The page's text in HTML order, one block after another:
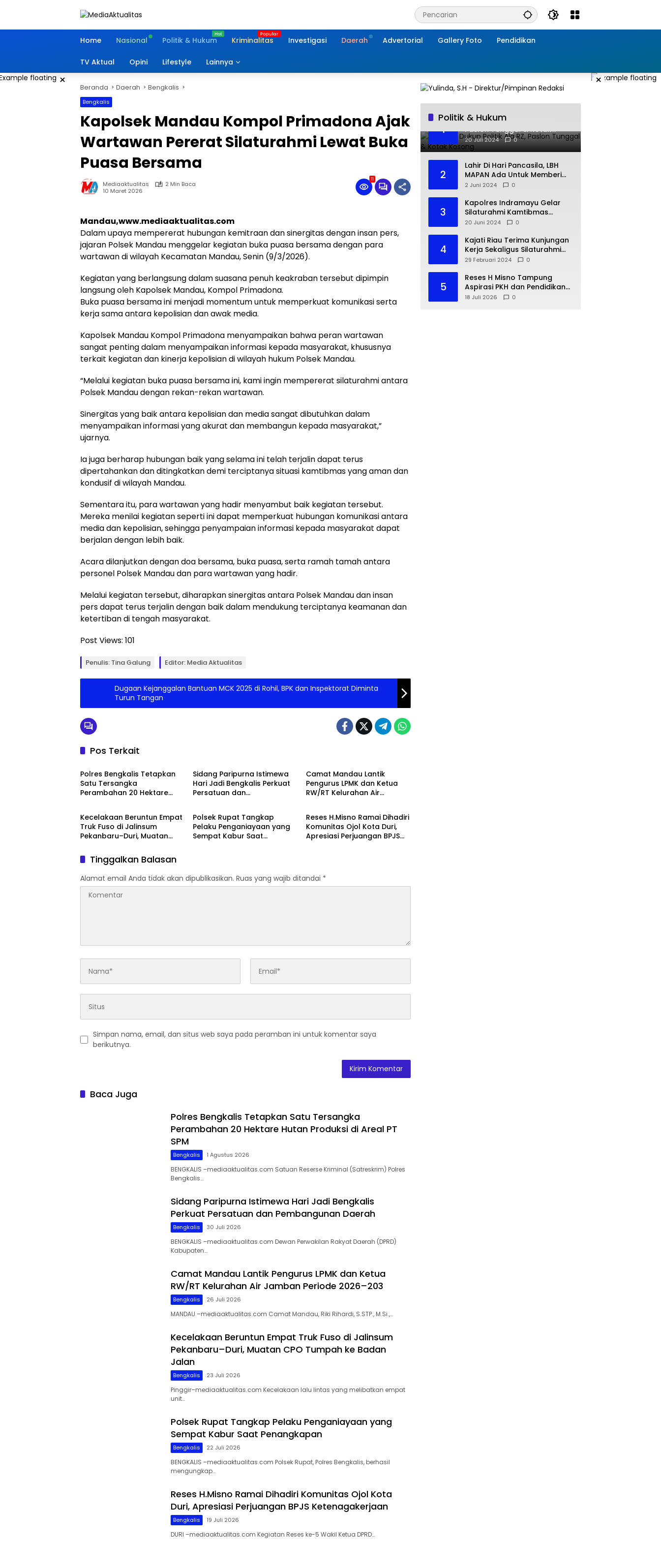
Home
Nasional Politik & Hukum Kriminalitas Investigasi Daerah Advertorial Gallery Foto Pendidikan
TV Aktual Opini Lifestyle Lainnya
× ×
Beranda Daerah Bengkalis
Bengkalis
Kapolsek Mandau Kompol Primadona Ajak
Wartawan Pererat Silaturahmi Lewat Buka
Puasa Bersama
Mediaaktualitas
2 Min Baca
10 Maret 2026
11
Mandau,www.mediaaktualitas.com
Dalam upaya mempererat hubungan kemitraan dan sinergitas dengan insan pers,
jajaran Polsek Mandau menggelar kegiatan buka puasa bersama dengan para
wartawan di wilayah Kecamatan Mandau, Senin (9/3/2026).
Kegiatan yang berlangsung dalam suasana penuh keakraban tersebut dipimpin
langsung oleh Kapolsek Mandau, Kompol Primadona.
Buka puasa bersama ini menjadi momentum untuk memperkuat komunikasi serta
kerja sama antara kepolisian dan awak media.
Kapolsek Mandau Kompol Primadona menyampaikan bahwa peran wartawan
sangat penting dalam menyampaikan informasi kepada masyarakat, khususnya
terkait kegiatan dan kinerja kepolisian di wilayah hukum Polsek Mandau.
“Melalui kegiatan buka puasa bersama ini, kami ingin mempererat silaturahmi antara
Polsek Mandau dengan rekan-rekan wartawan.
Sinergitas yang baik antara kepolisian dan media sangat dibutuhkan dalam
menyampaikan informasi yang akurat dan membangun kepada masyarakat,”
ujarnya.
Ia juga berharap hubungan baik yang selama ini telah terjalin dapat terus
dipertahankan dan ditingkatkan demi terciptanya situasi kamtibmas yang aman dan
kondusif di wilayah Mandau.
Sementara itu, para wartawan yang hadir menyambut baik kegiatan tersebut.
Mereka menilai kegiatan seperti ini dapat memperkuat hubungan komunikasi antara
media dan kepolisian, sehingga penyampaian informasi kepada masyarakat dapat
berjalan dengan lebih baik.
Acara dilanjutkan dengan doa bersama, buka puasa, serta ramah tamah antara
personel Polsek Mandau dan para wartawan yang hadir.
Melalui kegiatan tersebut, diharapkan sinergitas antara Polsek Mandau dan insan
pers dapat terus terjalin dengan baik dalam mendukung terciptanya keamanan dan
ketertiban di tengah masyarakat.
Post Views: 101
Penulis: Tina Galung Editor: Media Aktualitas
Dugaan Kejanggalan Bantuan MCK 2025 di Rohil, BPK dan Inspektorat Diminta
Turun Tangan
Pos Terkait
Bengkalis
Polres Bengkalis Tetapkan
Satu Tersangka
Perambahan 20 Hektare
Sidang Paripurna Istimewa
Hari Jadi Bengkalis Perkuat
Persatuan dan
Camat Mandau Lantik
Pengurus LPMK dan Ketua
RW/RT Kelurahan Air
Bengkalis
Kecelakaan Beruntun Empat
Truk Fuso di Jalinsum
Pekanbaru–Duri, Muatan
Jalan
Bengkalis
Polsek Rupat Tangkap
Pelaku Penganiayaan yang
Sempat Kabur Saat
Bengkalis
Reses H.Misno Ramai Dihadiri
Komunitas Ojol Kota Duri,
Apresiasi Perjuangan BPJS
Tinggalkan Balasan
Alamat email Anda tidak akan dipublikasikan. Ruas yang wajib ditandai *
Simpan nama, email, dan situs web saya pada peramban ini untuk komentar saya
berikutnya.
Baca Juga
Polres Bengkalis Tetapkan Satu Tersangka
Perambahan 20 Hektare Hutan Produksi di Areal PT
SPM
Bengkalis 1 Agustus 2026
BENGKALIS –mediaaktualitas.com Satuan Reserse Kriminal (Satreskrim) Polres
Bengkalis…
Sidang Paripurna Istimewa Hari Jadi Bengkalis
Perkuat Persatuan dan Pembangunan Daerah
Bengkalis 30 Juli 2026
BENGKALIS –mediaaktualitas.com Dewan Perwakilan Rakyat Daerah (DPRD)
Kabupaten…
Camat Mandau Lantik Pengurus LPMK dan Ketua
RW/RT Kelurahan Air Jamban Periode 2026–203
Bengkalis 26 Juli 2026
MANDAU –mediaaktualitas.com Camat Mandau, Riki Rihardi, S.STP., M.Si.,…
Kecelakaan Beruntun Empat Truk Fuso di Jalinsum
Pekanbaru–Duri, Muatan CPO Tumpah ke Badan
Jalan
Bengkalis 23 Juli 2026
Pinggir–mediaaktualitas.com Kecelakaan lalu lintas yang melibatkan empat
unit…
Polsek Rupat Tangkap Pelaku Penganiayaan yang
Sempat Kabur Saat Penangkapan
Bengkalis 22 Juli 2026
BENGKALIS –mediaaktualitas.com Polsek Rupat, Polres Bengkalis, berhasil
mengungkap…
Reses H.Misno Ramai Dihadiri Komunitas Ojol Kota
Duri, Apresiasi Perjuangan BPJS Ketenagakerjaan
Bengkalis 19 Juli 2026
DURI –mediaaktualitas.com Kegiatan Reses ke-5 Wakil Ketua DPRD…
Politik & Hukum
1
Jebakan Dukun Politik Ala RZ,
Paslon Tunggal & Kotak
Kosong
20 Juli 2024 0
2
Lahir Di Hari Pancasila, LBH
MAPAN Ada Untuk Memberi
Bantuan Hukum Gratis Bagi
2 Juni 2024 0
3
Kapolres Indramayu Gelar
Silaturahmi Kamtibmas
dengan IKA PMII
20 Juni 2024 0
4
Kajati Riau Terima Kunjungan
Kerja Sekaligus Silaturahmi
Pejabat Perwakilan Bank
29 Februari 2024 0
5
Reses H Misno Tampung
Aspirasi PKH dan Pendidikan
Warga Air Jamban
18 Juli 2026 0